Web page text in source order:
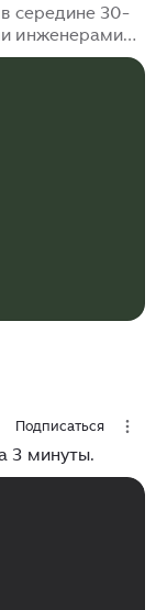
середине 30-
инженерами
мало в чем
Подписаться
3 минуты.